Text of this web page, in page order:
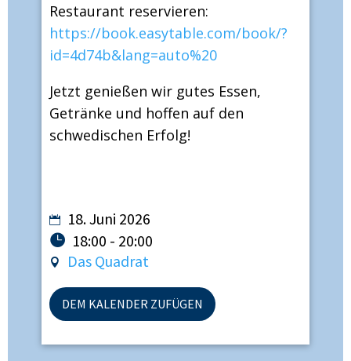
Restaurant reservieren:
https://book.easytable.com/book/?
id=4d74b&lang=auto%20
Jetzt genießen wir gutes Essen,
Getränke und hoffen auf den
schwedischen Erfolg!
18. Juni 2026
18:00 - 20:00
Das Quadrat
DEM KALENDER ZUFÜGEN